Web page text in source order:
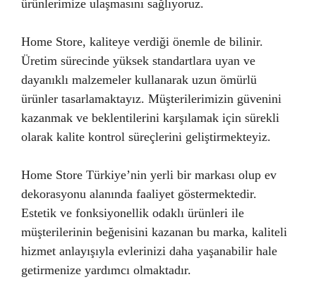
ürünlerimize ulaşmasını sağlıyoruz.
Home Store, kaliteye verdiği önemle de bilinir.
Üretim sürecinde yüksek standartlara uyan ve
dayanıklı malzemeler kullanarak uzun ömürlü
ürünler tasarlamaktayız. Müşterilerimizin güvenini
kazanmak ve beklentilerini karşılamak için sürekli
olarak kalite kontrol süreçlerini geliştirmekteyiz.
Home Store Türkiye’nin yerli bir markası olup ev
dekorasyonu alanında faaliyet göstermektedir.
Estetik ve fonksiyonellik odaklı ürünleri ile
müşterilerinin beğenisini kazanan bu marka, kaliteli
hizmet anlayışıyla evlerinizi daha yaşanabilir hale
getirmenize yardımcı olmaktadır.